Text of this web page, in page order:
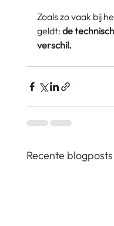
Zoals zo vaak bij
geldt: de
verschil.
Recente blogposts